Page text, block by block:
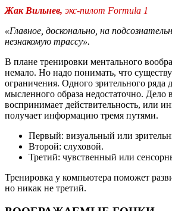
Жак Вильнев, экс-пилот Formula 1
«Главное, досконально, на
незнакомую трассу».
В плане тренировки ментального
немало. Но надо понимать, что
ограничения. Одного зрительного ряда
мысленного образа недостаточно. Дело
воспринимает действительность, или
получает информацию тремя путями.
Первый: визуальный или
Второй: слуховой.
Третий: чувственный или
Тренировка у компьютера поможет
но никак не третий.